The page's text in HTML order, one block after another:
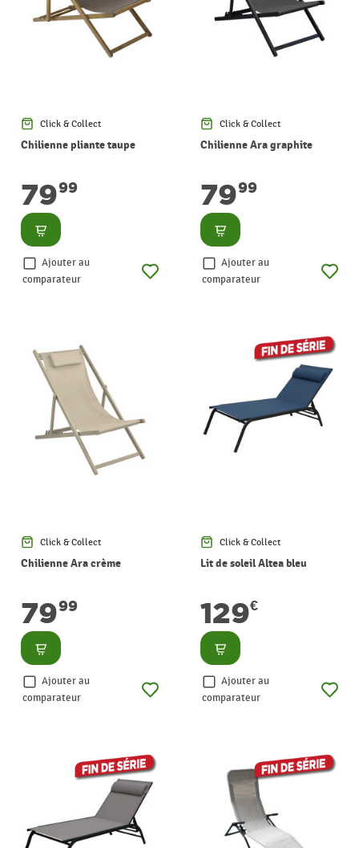
Click & Collect
Chilienne pliante taupe
7999
Consulter
Ajouter au
comparateur
Click & Collect
Chilienne Ara graphite
7999
Consulter
Ajouter au
comparateur
Click & Collect
Chilienne Ara crème
7999
Consulter
Ajouter au
comparateur
Click & Collect
Lit de soleil Altea bleu
129€
Consulter
Ajouter au
comparateur